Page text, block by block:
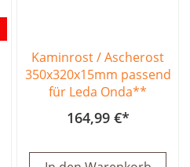
Kaminrost / Ascherost
350x320x15mm passend
für Leda Onda**
164,99 €